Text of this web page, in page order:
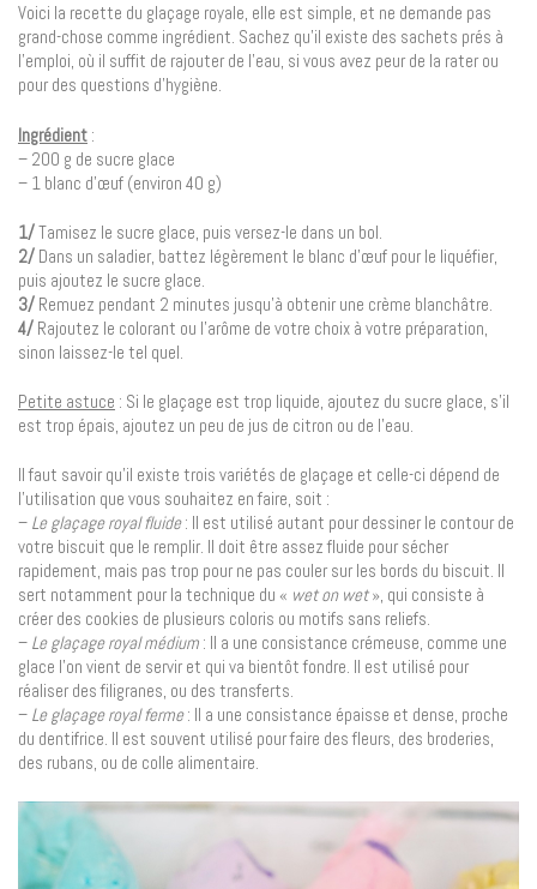
Voici la recette du glaçage royale, elle est simple, et ne demande pas
grand-chose comme ingrédient. Sachez qu’il existe des sachets prés à
l’emploi, où il suffit de rajouter de l’eau, si vous avez peur de la rater ou
pour des questions d’hygiène.
Ingrédient :
– 200 g de sucre glace
– 1 blanc d’œuf (environ 40 g)
1/Tamisez le sucre glace, puis versez-le dans un bol.
2/ Dans un saladier, battez légèrement le blanc d’œuf pour le liquéfier,
puis ajoutez le sucre glace.
3/ Remuez pendant 2 minutes jusqu’à obtenir une crème blanchâtre.
4/ Rajoutez le colorant ou l’arôme de votre choix à votre préparation,
sinon laissez-le tel quel.
Petite astuce : Si le glaçage est trop liquide, ajoutez du sucre glace, s’il
est trop épais, ajoutez un peu de jus de citron ou de l’eau.
Il faut savoir qu’il existe trois variétés de glaçage et celle-ci dépend de
l’utilisation que vous souhaitez en faire, soit :
– Le glaçage royal fluide: Il est utilisé autant pour dessiner le contour de
votre biscuit que le remplir. Il doit être assez fluide pour sécher
rapidement, mais pas trop pour ne pas couler sur les bords du biscuit. Il
sert notamment pour la technique du « wet on wet», qui consiste à
créer des cookies de plusieurs coloris ou motifs sans reliefs.
– Le glaçage royal médium : Il a une consistance crémeuse, comme une
glace l’on vient de servir et qui va bientôt fondre. Il est utilisé pour
réaliser des filigranes, ou des transferts.
– Le glaçage royal ferme: Il a une consistance épaisse et dense, proche
du dentifrice. Il est souvent utilisé pour faire des fleurs, des broderies,
des rubans, ou de colle alimentaire.